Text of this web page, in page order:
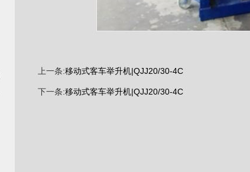
上一条:移动式客车举升机|QJJ20/30-4C
下一条:移动式客车举升机|QJJ20/30-4C